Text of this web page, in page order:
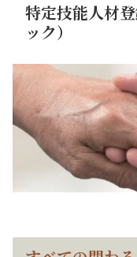
特定技能人材
ック）